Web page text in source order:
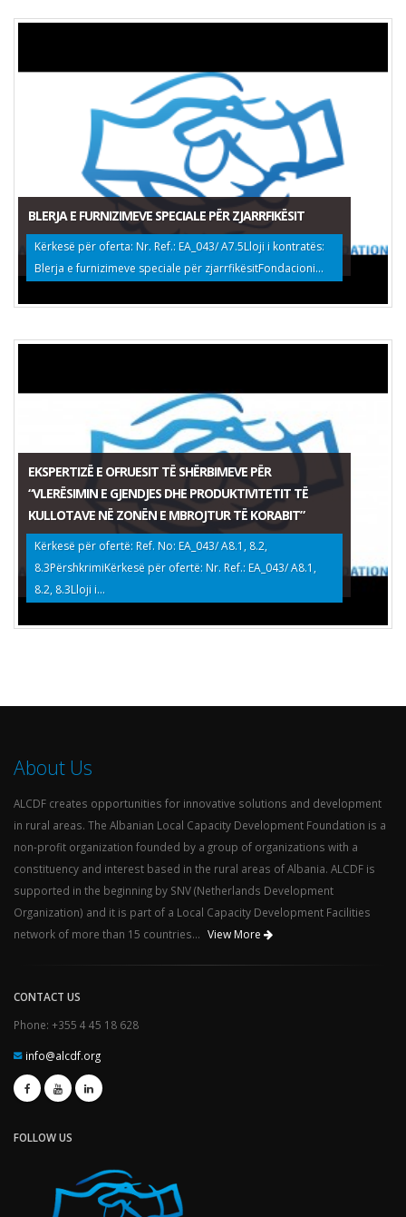
BLERJA E FURNIZIMEVE SPECIALE PËR ZJARRFIKËSIT
Kërkesë për oferta: Nr. Ref.: EA_043/ A7.5Lloji i kontratës:
Blerja e furnizimeve speciale për zjarrfikësitFondacioni...
EKSPERTIZË E OFRUESIT TË SHËRBIMEVE PËR
“VLERËSIMIN E GJENDJES DHE PRODUKTIVITETIT TË
KULLOTAVE NË ZONËN E MBROJTUR TË KORABIT”
Kërkesë për ofertë: Ref. No: EA_043/ A8.1, 8.2,
8.3PërshkrimiKërkesë për ofertë: Nr. Ref.: EA_043/ A8.1,
8.2, 8.3Lloji i...
About Us
ALCDF creates opportunities for innovative solutions and development
in rural areas. The Albanian Local Capacity Development Foundation is a
non-profit organization founded by a group of organizations with a
constituency and interest based in the rural areas of Albania. ALCDF is
supported in the beginning by SNV (Netherlands Development
Organization) and it is part of a Local Capacity Development Facilities
network of more than 15 countries... View More
CONTACT US
Phone: +355 4 45 18 628
info@alcdf.org
FOLLOW US